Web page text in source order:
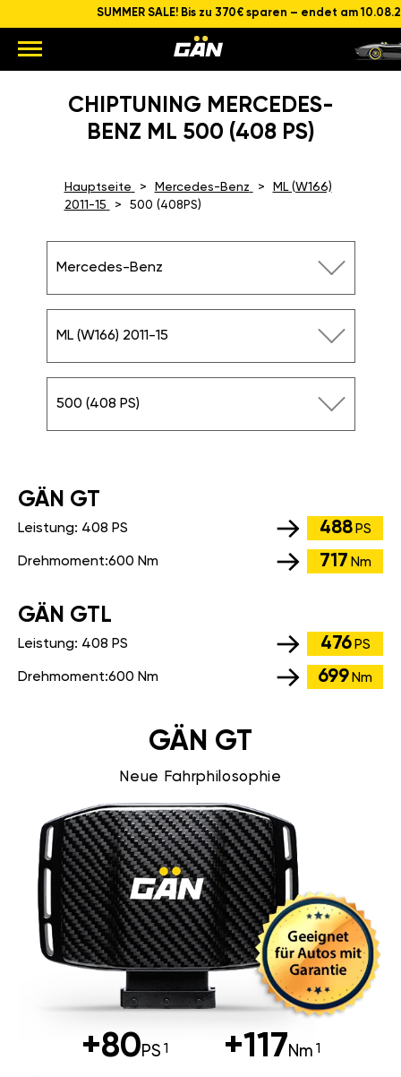
SUMMER SALE! Bis zu 370€ sparen – endet am
CHIPTUNING MERCEDES-
BENZ ML 500 (408 PS)
Hauptseite Mercedes-Benz
ML (W166)
2011-15
500 (408PS)
Mercedes-Benz
ML (W166) 2011-15
500 (408 PS)
GÄN GT
Leistung: 408 PS 488 PS
Drehmoment:600 Nm 717 Nm
GÄN GTL
Leistung: 408 PS 476 PS
Drehmoment:600 Nm 699 Nm
GÄN GT
Neue Fahrphilosophie
+80PS +117Nm